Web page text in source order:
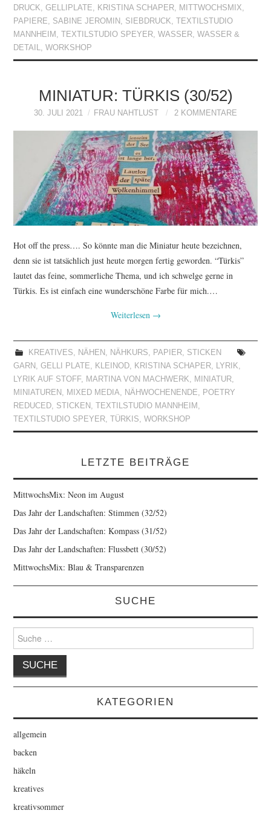
DRUCK,GELLIPLATE, KRISTINA SCHAPER, MITTWOCHSMIX,
PAPIERE, SABINE JEROMIN , SIEBDRUCK,
TEXTILSTUDIO
MANNHEIM , TEXTILSTUDIO SPEYER,WASSER,WASSER &
DETAIL,WORKSHOP
MINIATUR: TÜRKIS (30/52)
30. JULI 2021 FRAU NAHTLUST 2 KOMMENTARE
Hot off the press…. So könnte man die Miniatur heute bezeichnen,
denn sie ist tatsächlich just heute morgen fertig geworden. “Türkis”
lautet das feine, sommerliche Thema, und ich schwelge gerne in
Türkis. Es ist einfach eine wunderschöne Farbe für mich.…
Weiterlesen →
KREATIVES, NÄHEN , NÄHKURS, PAPIER, STICKEN
GARN ,GELLI PLATE, KLEINOD, KRISTINA SCHAPER, LYRIK,
LYRIK AUF STOFF, MARTINA VON MACHWERK, MINIATUR,
MINIATUREN , MIXED MEDIA, NÄHWOCHENENDE, POETRY
REDUCED, STICKEN , TEXTILSTUDIO MANNHEIM ,
TEXTILSTUDIO SPEYER, TÜRKIS,WORKSHOP
LETZTE BEITRÄGE
MittwochsMix: Neon im August
Das Jahr der Landschaften: Stimmen (32/52)
Das Jahr der Landschaften: Kompass (31/52)
Das Jahr der Landschaften: Flussbett (30/52)
MittwochsMix: Blau & Transparenzen
SUCHE
Suche
nach:
KATEGORIEN
allgemein
backen
häkeln
kreatives
kreativsommer